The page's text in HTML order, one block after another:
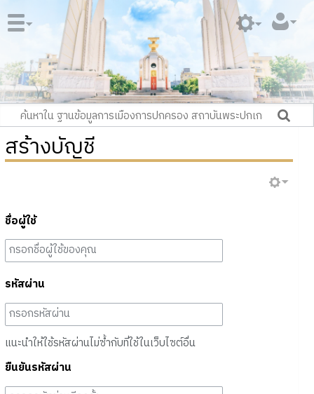
สร้างบัญชี
ชื่อผู้ใช้
รหัสผ่าน
แนะนำให้ใช้รหัสผ่านไม่ซ้ำกับที่ใช้ในเว็บไซต์อื่น
ยืนยันรหัสผ่าน